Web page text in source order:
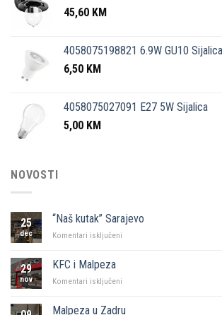
45,60 KM
4058075198821 6.9W GU10 Sijalica
6,50 KM
4058075027091 E27 5W Sijalica
5,00 KM
NOVOSTI
25
dec
“Naš kutak” Sarajevo
Komentari isključeni
29
nov
KFC i Malpeza
Komentari isključeni
Malpeza u Zadru